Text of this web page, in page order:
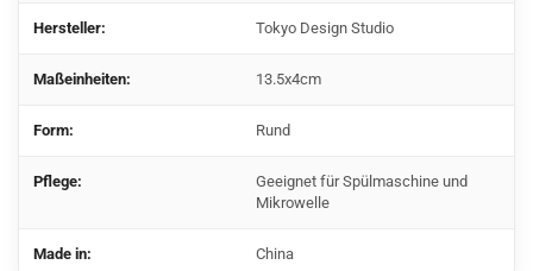
Hersteller: Tokyo Design Studio
Maßeinheiten: 13.5x4cm
Form: Rund
Pflege:
Geeignet für Spülmaschine und
Mikrowelle
Made in: China